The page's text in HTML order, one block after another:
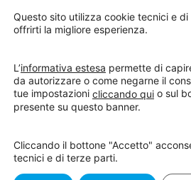
QUIZ 1OF 1
Questo sito utilizza cookie tecnici e
offrirti la migliore esperienza.
L’informativa estesa permette di
da autorizzare o come negarne il
tue impostazioni cliccando qui o sul
presente su questo banner.
Cliccando il bottone "Accetto"
tecnici e di terze parti.